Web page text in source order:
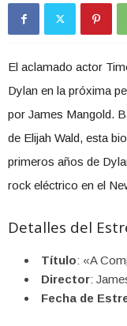
El aclamado actor
Dylan en la próxima
por James Mangold.
de Elijah Wald, esta
primeros años de
rock eléctrico en el
Detalles del
Título: «A
Director:
Fecha de